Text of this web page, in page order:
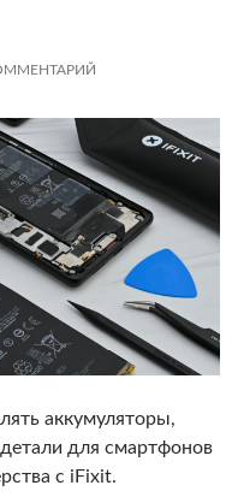
аккумуляторы,
для смартфонов
с iFixit.